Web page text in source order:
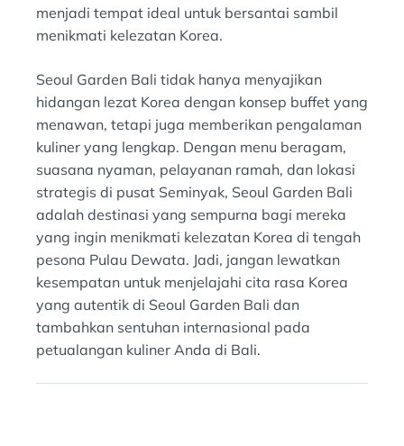
menjadi tempat ideal untuk bersantai sambil
menikmati kelezatan Korea.
Seoul Garden Bali tidak hanya menyajikan
hidangan lezat Korea dengan konsep buffet yang
menawan, tetapi juga memberikan pengalaman
kuliner yang lengkap. Dengan menu beragam,
suasana nyaman, pelayanan ramah, dan lokasi
strategis di pusat Seminyak, Seoul Garden Bali
adalah destinasi yang sempurna bagi mereka
yang ingin menikmati kelezatan Korea di tengah
pesona Pulau Dewata. Jadi, jangan lewatkan
kesempatan untuk menjelajahi cita rasa Korea
yang autentik di Seoul Garden Bali dan
tambahkan sentuhan internasional pada
petualangan kuliner Anda di Bali.